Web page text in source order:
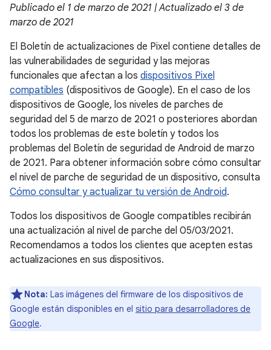
Publicado el 1 de marzo de 2021 | Actualizado el 3 de
marzo de 2021
El Boletín de actualizaciones de Pixel contiene detalles de
las vulnerabilidades de seguridad y las mejoras
funcionales que afectan a los dispositivos Pixel
compatibles (dispositivos de Google). En el caso de los
dispositivos de Google, los niveles de parches de
seguridad del 5 de marzo de 2021 o posteriores abordan
todos los problemas de este boletín y todos los
problemas del Boletín de seguridad de Android de marzo
de 2021. Para obtener información sobre cómo consultar
el nivel de parche de seguridad de un dispositivo, consulta
Cómo consultar y actualizar tu versión de Android.
Todos los dispositivos de Google compatibles recibirán
una actualización al nivel de parche del 05/03/2021.
Recomendamos a todos los clientes que acepten estas
actualizaciones en sus dispositivos.
Nota: Las imágenes del firmware de los dispositivos de
Google están disponibles en el sitio para desarrolladores de
Google.